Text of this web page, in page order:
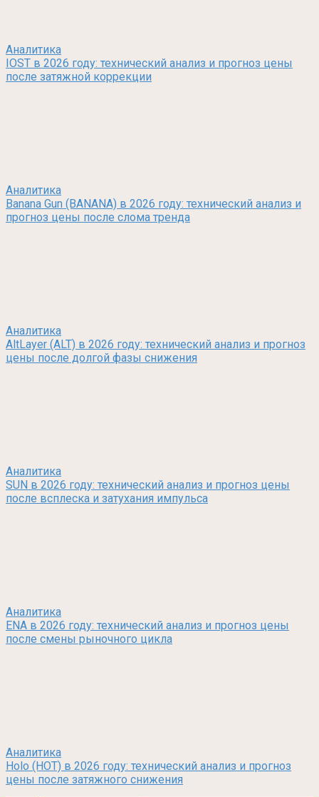
Аналитика
IOST в 2026 году: технический анализ и прогноз цены
после затяжной коррекции
Аналитика
Banana Gun (BANANA) в 2026 году: технический анализ и
прогноз цены после слома тренда
Аналитика
AltLayer (ALT) в 2026 году: технический анализ и прогноз
цены после долгой фазы снижения
Аналитика
SUN в 2026 году: технический анализ и прогноз цены
после всплеска и затухания импульса
Аналитика
ENA в 2026 году: технический анализ и прогноз цены
после смены рыночного цикла
Аналитика
Holo (HOT) в 2026 году: технический анализ и прогноз
цены после затяжного снижения